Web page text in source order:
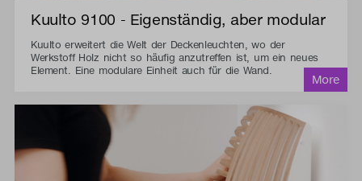
Kuulto 9100 - Eigenständig, aber modular
Kuulto erweitert die Welt der Deckenleuchten, wo der
Werkstoff Holz nicht so häufig anzutreffen ist, um ein neues
Element. Eine modulare Einheit auch für die Wand.